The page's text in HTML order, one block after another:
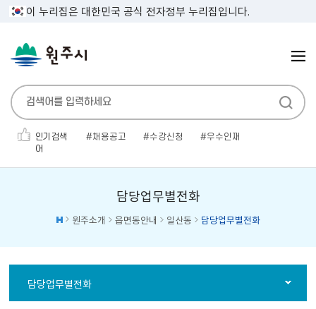
이 누리집은 대한민국 공식 전자정부 누리집입니다.
인기검색
어
채용공고 수강신청
우수인재
담당업무별전화
원주소개 읍면동안내 일산동 담당업무별전화
담당업무별전화